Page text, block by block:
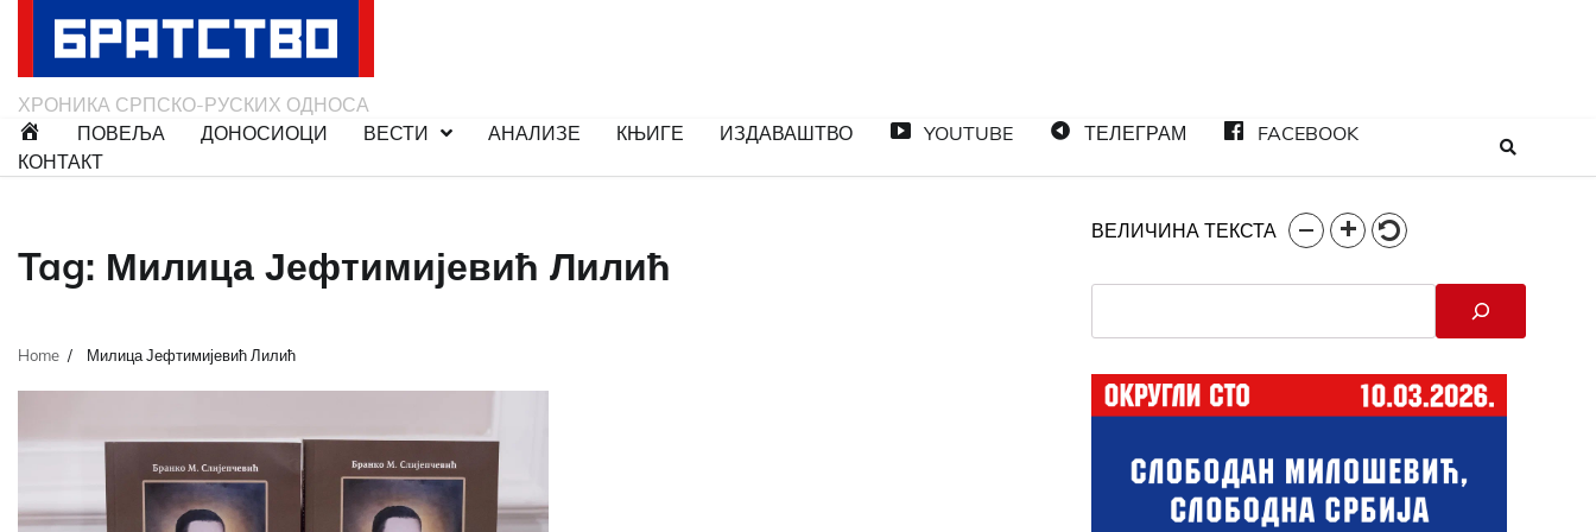
ХРОНИКА СРПСКО-РУСКИХ ОДНОСА
ПОВЕЉА
ДОНОСИОЦИ ВЕСТИ АНАЛИЗЕ КЊИГЕ ИЗДАВАШТВО YOUTUBE ТЕЛЕГРАМ
FACEBOOK
КОНТАКТ
Tag: Милица Јефтимијевић Лилић
Home Милица Јефтимијевић Лилић
ВЕЛИЧИНА ТЕКСТА